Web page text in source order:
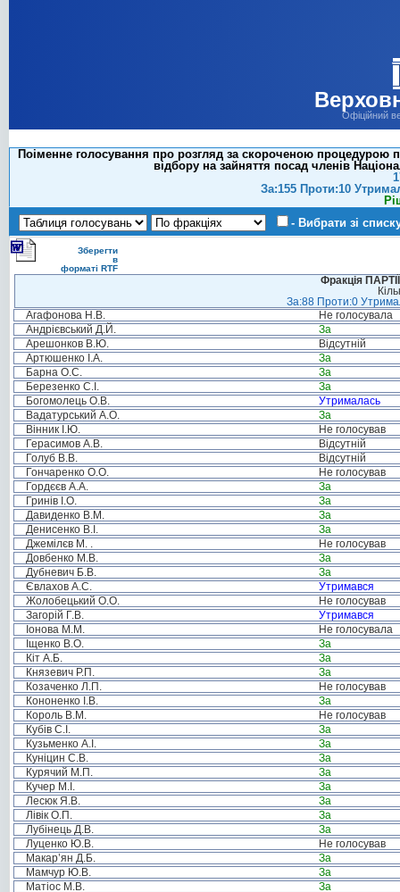
Офіційний
Поіменне голосування про розгляд за скороченою процедурою
відбору на зайняття посад членів
За:155 Проти:10
- Вибрати зі
Зберегти
в
форматі RTF
Фракція
За:88 Проти:0
Агафонова Н.В.
Не голосувала
Андрієвський Д.Й.
За
Арешонков В.Ю.
Відсутній
Артюшенко І.А.
За
Барна О.С.
За
Березенко С.І.
За
Богомолець О.В.
Утрималась
Вадатурський А.О.
За
Вінник І.Ю.
Не голосував
Герасимов А.В.
Відсутній
Голуб В.В.
Відсутній
Гончаренко О.О.
Не голосував
Гордєєв А.А.
За
Гринів І.О.
За
Давиденко В.М.
За
Денисенко В.І.
За
Джемілєв М. .
Не голосував
Довбенко М.В.
За
Дубневич Б.В.
За
Євлахов А.С.
Утримався
Жолобецький О.О.
Не голосував
Загорій Г.В.
Утримався
Іонова М.М.
Не голосувала
Іщенко В.О.
За
Кіт А.Б.
За
Князевич Р.П.
За
Козаченко Л.П.
Не голосував
Кононенко І.В.
За
Король В.М.
Не голосував
Кубів С.І.
За
Кузьменко А.І.
За
Куніцин С.В.
За
Курячий М.П.
За
Кучер М.І.
За
Лесюк Я.В.
За
Лівік О.П.
За
Лубінець Д.В.
За
Луценко Ю.В.
Не голосував
Макар’ян Д.Б.
За
Мамчур Ю.В.
За
Матіос М.В.
За